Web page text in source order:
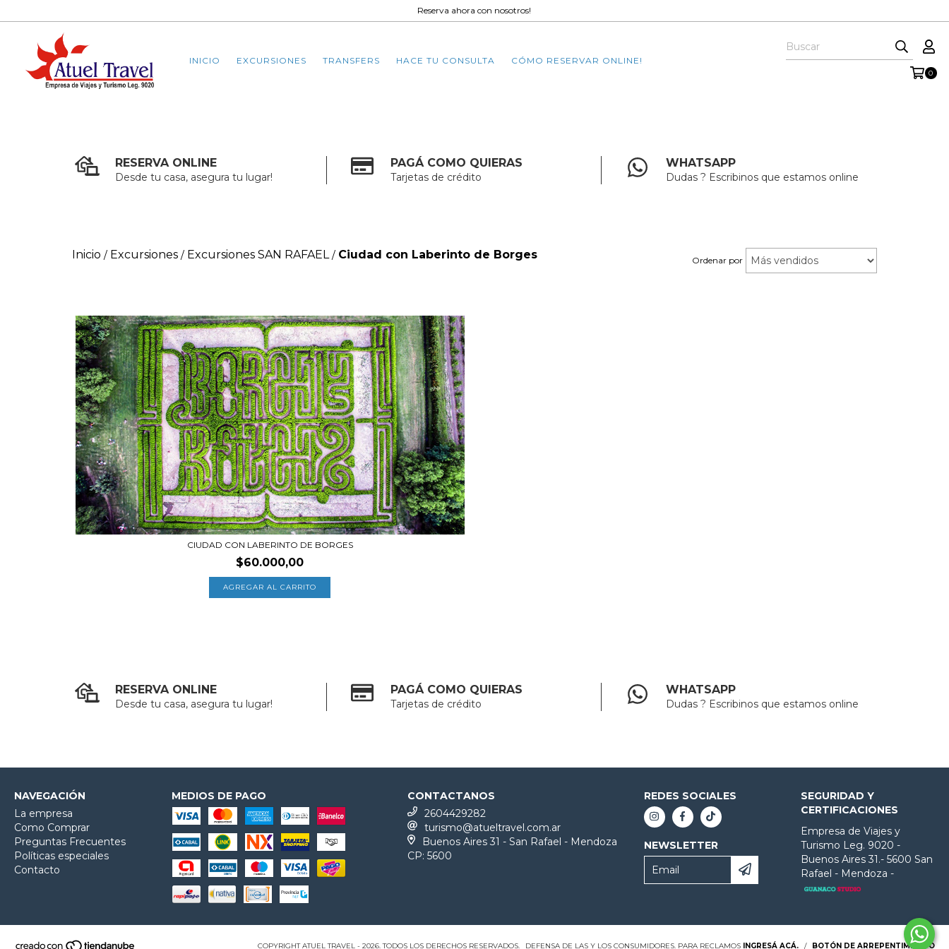
Reserva ahora con nosotros!
INICIO EXCURSIONES TRANSFERS HACE TU CONSULTA CÓMO RESERVAR ONLINE!
0
RESERVA ONLINE
Desde tu casa, asegura tu lugar!
PAGÁ COMO QUIERAS
Tarjetas de crédito
WHATSAPP
Dudas ? Escribinos que estamos online
Inicio / Excursiones / Excursiones SAN RAFAEL / Ciudad con Laberinto de Borges Ordenar por
CIUDAD CON LABERINTO DE BORGES
$60.000,00
RESERVA ONLINE
Desde tu casa, asegura tu lugar!
PAGÁ COMO QUIERAS
Tarjetas de crédito
WHATSAPP
Dudas ? Escribinos que estamos online
NAVEGACIÓN
La empresa
Como Comprar
Preguntas Frecuentes
Políticas especiales
Contacto
MEDIOS DE PAGO
CONTACTANOS
2604429282
turismo@atueltravel.com.ar
Buenos Aires 31 - San Rafael - Mendoza
CP: 5600
REDES SOCIALES
NEWSLETTER
SEGURIDAD Y
CERTIFICACIONES
Empresa de Viajes y
Turismo Leg. 9020 -
Buenos Aires 31.- 5600 San
Rafael - Mendoza -
COPYRIGHT ATUEL TRAVEL - 2026. TODOS LOS DERECHOS RESERVADOS. DEFENSA DE LAS Y LOS CONSUMIDORES. PARA RECLAMOS INGRESÁ ACÁ. / BOTÓN DE ARREPENTIMIENTO